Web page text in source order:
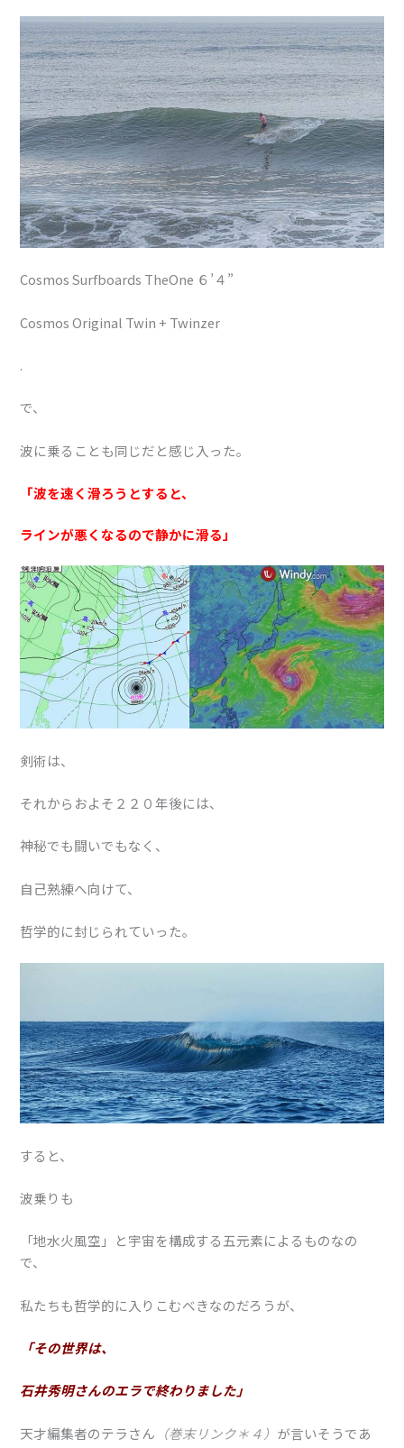
Cosmos Surfboards TheOne ６’４”
Cosmos Original Twin + Twinzer
.
で、
波に乗ることも同じだと感じ入った。
「波を速く滑ろうとすると、
ラインが悪くなるので静かに滑る」
剣術は、
それからおよそ２２０年後には、
神秘でも闘いでもなく、
自己熟練へ向けて、
哲学的に封じられていった。
すると、
波乗りも
「地水火風空」と宇宙を構成する五元素によるものなの
で、
私たちも哲学的に入りこむべきなのだろうが、
「その世界は、
石井秀明さんのエラで終わりました」
天才編集者のテラさん （巻末リンク＊４） が言いそうであ